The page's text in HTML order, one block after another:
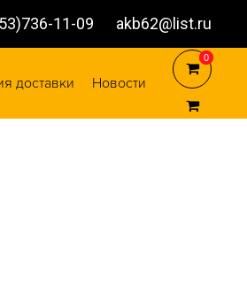
11-09 akb62@list.ru
доставки Новости
0
0